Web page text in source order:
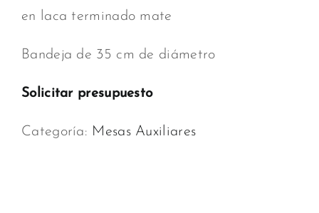
en laca terminado mate
Bandeja de 35 cm de diámetro
Solicitar presupuesto
Categoría: Mesas Auxiliares